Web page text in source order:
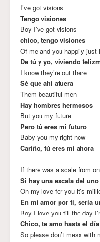
I’ve got visions
Tengo visiones
Boy I’ve got visions
chico, tengo visiones
Of me and you happily just
De tú y yo, viviendo
I know they’re out there
Sé que ahí afuera
Them beautiful men
Hay hombres hermosos
But you my future
Pero tú eres mi futuro
Baby you my right now
Cariño, tú eres mi ahora
If there was a scale from
Si hay una escala del
On my love for you it’s
En mi amor por ti, sería
Boy I love you till the day
Chico, te amo hasta el
So please don’t mess with